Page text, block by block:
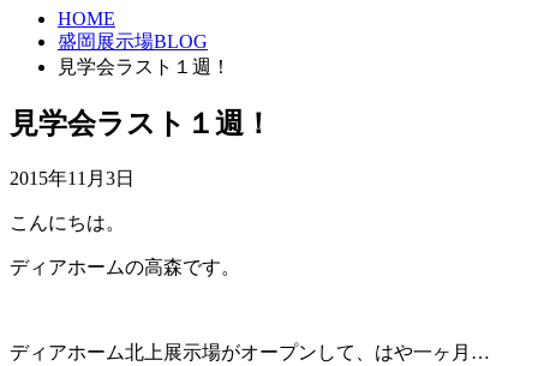
HOME
盛岡展示場BLOG
見学会ラスト１週！
見学会ラスト１週！
2015年11月3日
こんにちは。
ディアホームの高森です。
ディアホーム北上展示場がオープンして、はや一ヶ月…